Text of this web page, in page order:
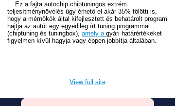
Ez a fajta autochip chiptuningos extrém
teljesítménynövelés úgy érhető el akár 35% fölötti is,
hogy a mérnökök által kifejlesztett és behatárolt program
hajtja az autót egy egyedileg írt tuning programmal
(chiptuning és tuningbox), amely a gyári határértékeket
figyelmen kívül hagyja vagy éppen jobbítja általában.
View full site